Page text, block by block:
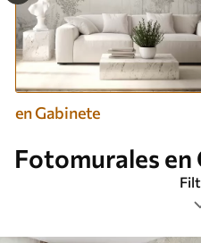
en Gabinete
Fotomurales en